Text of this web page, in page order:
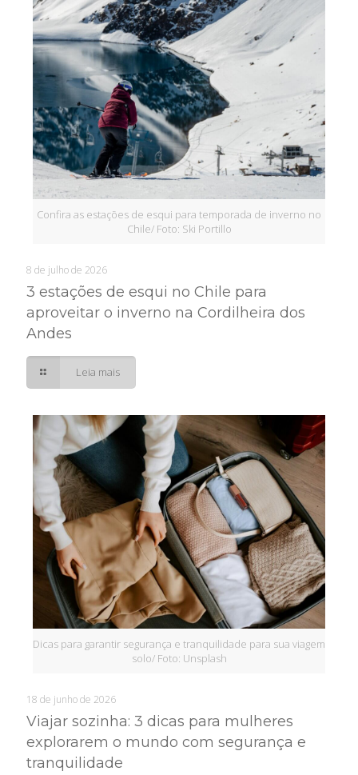
Confira as estações de esqui para temporada de inverno no
Chile/ Foto: Ski Portillo
8 de julho de 2026
3 estações de esqui no Chile para
aproveitar o inverno na Cordilheira dos
Andes
Leia mais
Dicas para garantir segurança e tranquilidade para sua viagem
solo/ Foto: Unsplash
18 de junho de 2026
Viajar sozinha: 3 dicas para mulheres
explorarem o mundo com segurança e
tranquilidade